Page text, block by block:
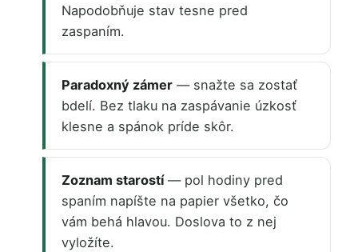
Napodobňuje stav tesne pred
zaspaním.
Paradoxný zámer — snažte sa zostať
bdelí. Bez tlaku na zaspávanie úzkosť
klesne a spánok príde skôr.
Zoznam starostí— pol hodiny pred
spaním napíšte na papier všetko, čo
vám behá hlavou. Doslova to z nej
vyložíte.